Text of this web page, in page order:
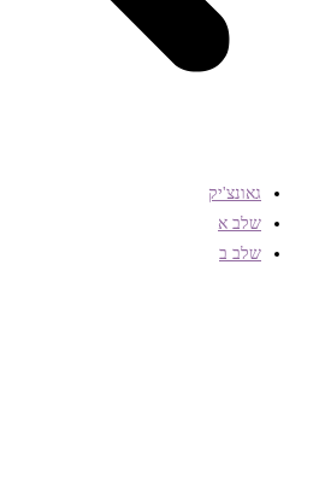
גאונצ'יק
שלב א
שלב ב